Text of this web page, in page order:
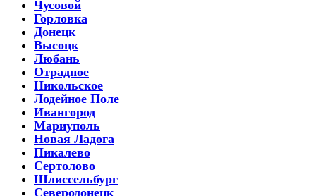
Чусовой
Горловка
Донецк
Высоцк
Любань
Отрадное
Никольское
Лодейное Поле
Ивангород
Мариуполь
Новая Ладога
Пикалево
Сертолово
Шлиссельбург
Северодонецк